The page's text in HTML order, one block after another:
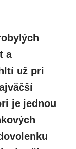
a
už pri
je jednou